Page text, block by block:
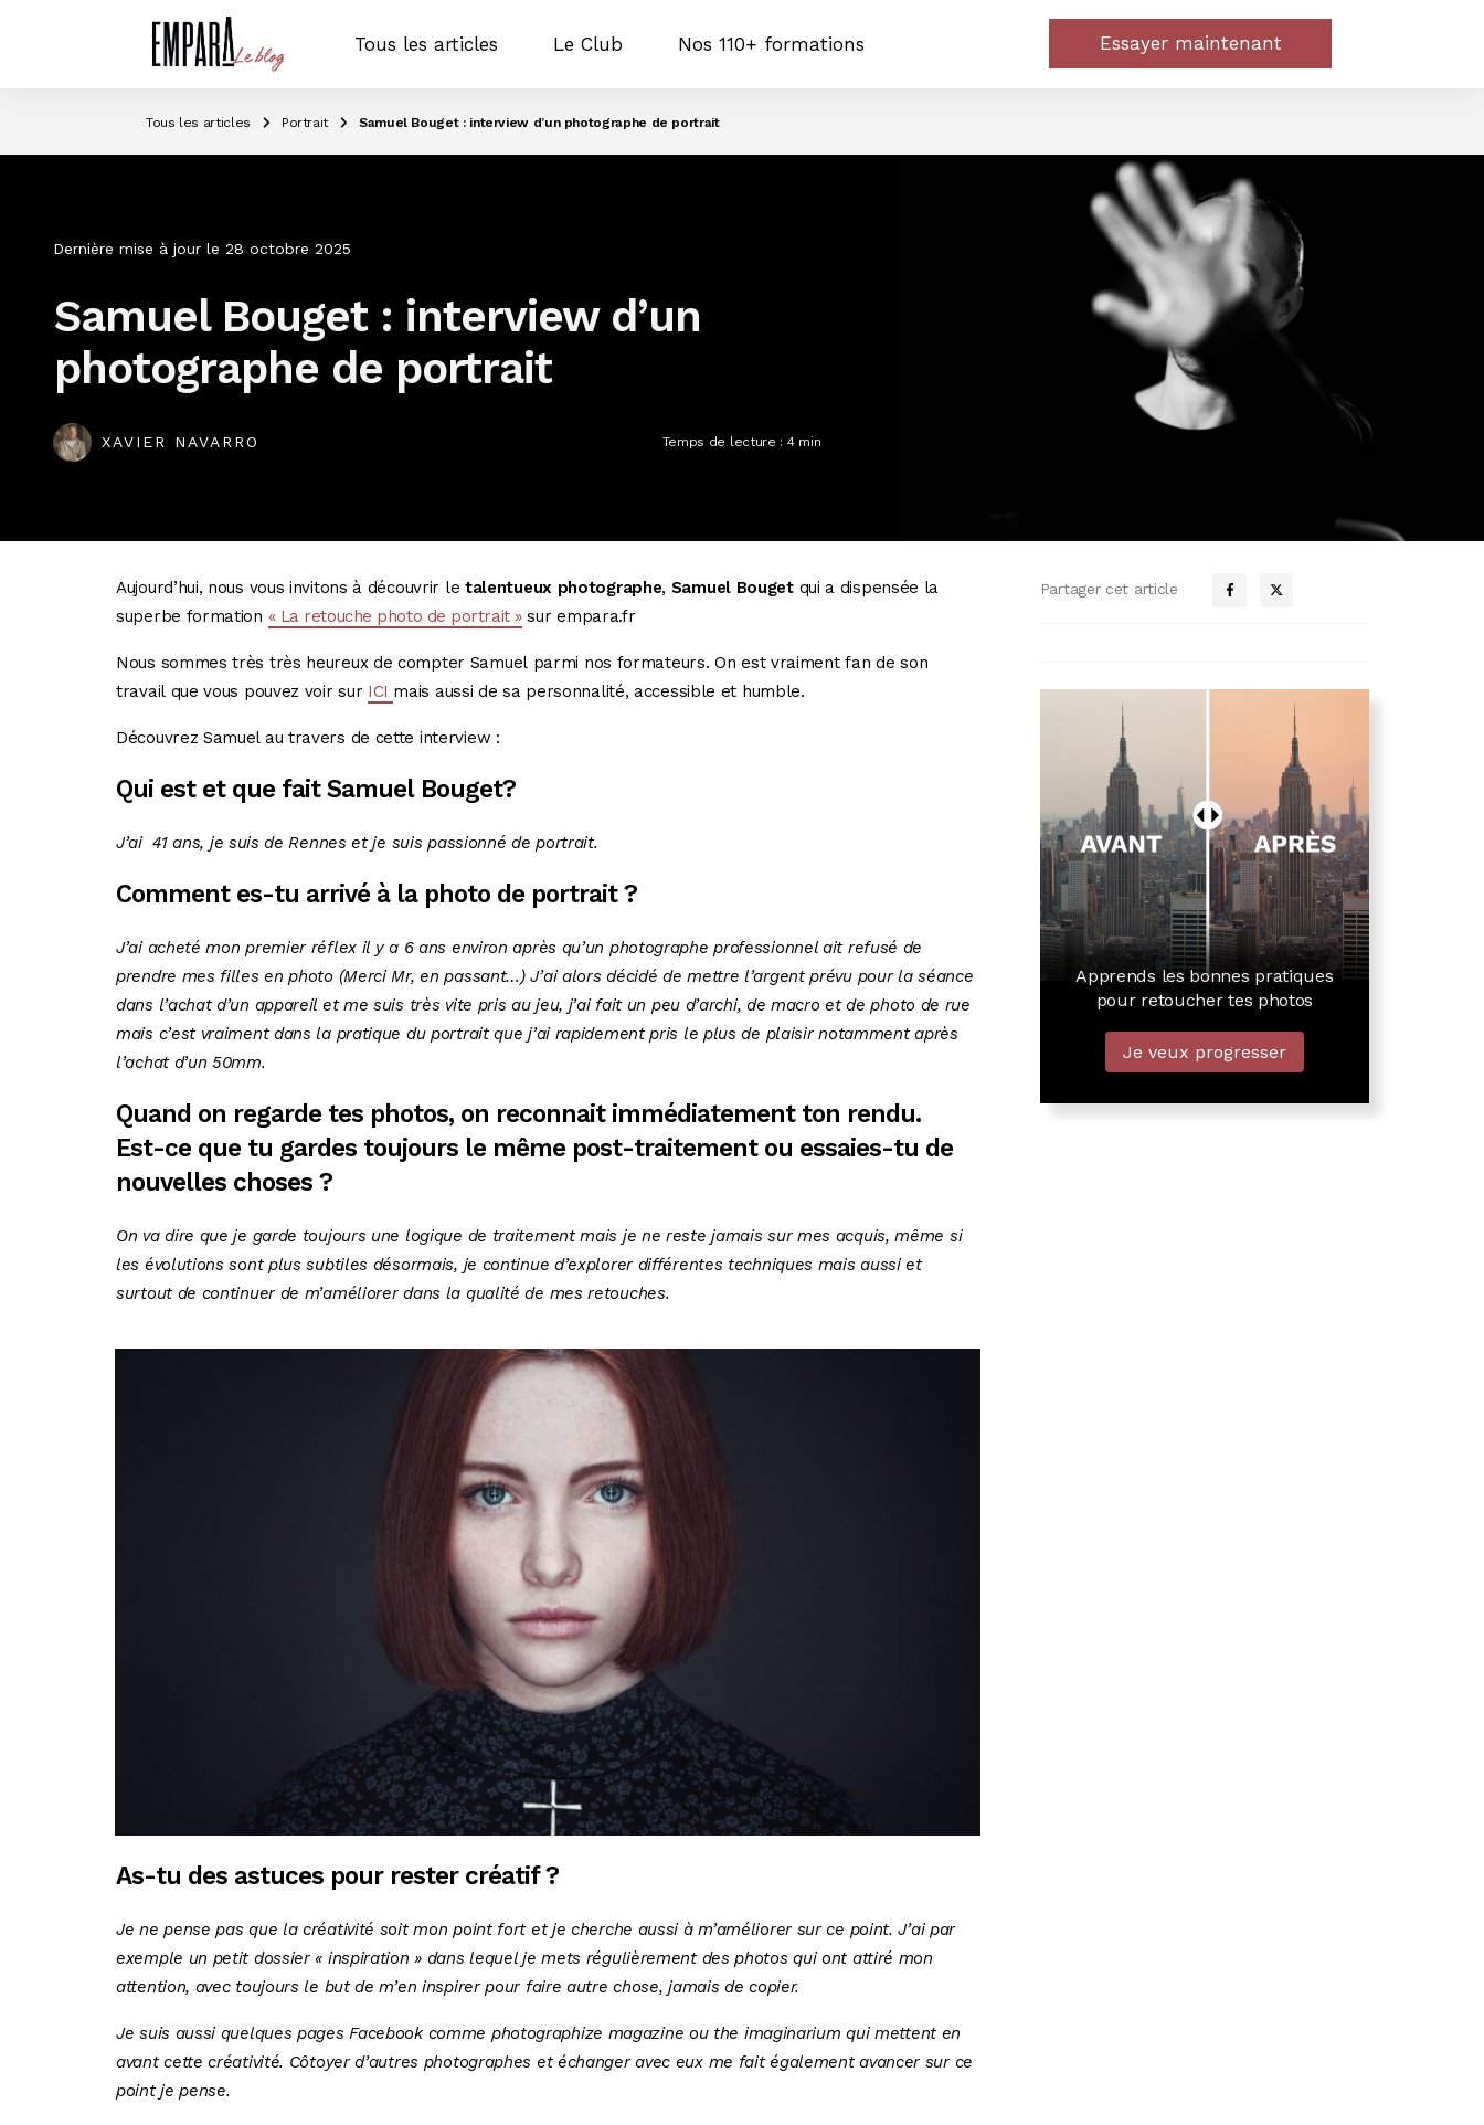
Tous les articles Le Club Nos 110+ formations Essayer maintenant
Tous les articles Portrait Samuel Bouget : interview d’un photographe de portrait
Dernière mise à jour le 28 octobre 2025
Samuel Bouget : interview d’un
photographe de portrait
XAVIER NAVARRO Temps de lecture : 4min
Aujourd’hui, nous vous invitons à découvrir le talentueux photographe, Samuel Bouget qui a dispensée la
superbe formation « La retouche photo de portrait »sur empara.fr
Nous sommes très très heureux de compter Samuel parmi nos formateurs. On est vraiment fan de son
travail que vous pouvez voir sur ICI mais aussi de sa personnalité, accessible et humble.
Découvrez Samuel au travers de cette interview :
Qui est et que fait Samuel Bouget?
J’ai 41 ans, je suis de Rennes et je suis passionné de portrait.
Comment es-tu arrivé à la photo de portrait ?
J’ai acheté mon premier réflex il y a 6 ans environ après qu’un photographe professionnel ait refusé de
prendre mes filles en photo (Merci Mr, en passant…) J’ai alors décidé de mettre l’argent prévu pour la séance
dans l’achat d’un appareil et me suis très vite pris au jeu, j’ai fait un peu d’archi, de macro et de photo de rue
mais c’est vraiment dans la pratique du portrait que j’ai rapidement pris le plus de plaisir notamment après
l’achat d’un 50mm.
Quand on regarde tes photos, on reconnait immédiatement ton rendu.
Est-ce que tu gardes toujours le même post-traitement ou essaies-tu de
nouvelles choses ?
On va dire que je garde toujours une logique de traitement mais je ne reste jamais sur mes acquis, même si
les évolutions sont plus subtiles désormais, je continue d’explorer différentes techniques mais aussi et
surtout de continuer de m’améliorer dans la qualité de mes retouches.
As-tu des astuces pour rester créatif ?
Je ne pense pas que la créativité soit mon point fort et je cherche aussi à m’améliorer sur ce point. J’ai par
exemple un petit dossier « inspiration » dans lequel je mets régulièrement des photos qui ont attiré mon
attention, avec toujours le but de m’en inspirer pour faire autre chose, jamais de copier.
Je suis aussi quelques pages Facebook comme photographize magazine ou the imaginarium qui mettent en
avant cette créativité. Côtoyer d’autres photographes et échanger avec eux me fait également avancer sur ce
point je pense.
Partager cet article
Apprends les bonnes pratiques
pour retoucher tes photos
Je veux progresser